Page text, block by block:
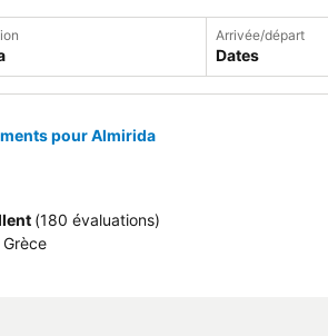
Arrivée/départ
Dates
pour Almirida
(180 évaluations)